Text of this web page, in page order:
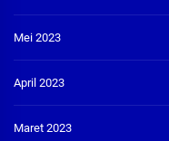
Mei 2023
April 2023
Maret 2023